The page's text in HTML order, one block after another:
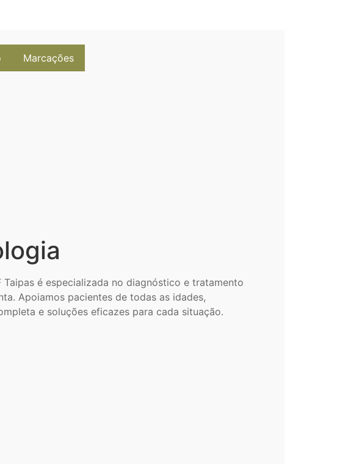
Marcações
é especializada no diagnóstico e tratamento
Apoiamos pacientes de todas as idades,
e soluções eficazes para cada situação.